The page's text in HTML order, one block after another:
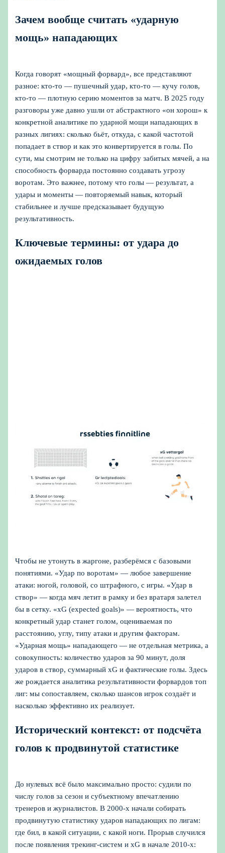
Зачем вообще считать «ударную
мощь» нападающих
Когда говорят «мощный форвард», все представляют
разное: кто‑то — пушечный удар, кто‑то — кучу голов,
кто‑то — плотную серию моментов за матч. В 2025 году
разговоры уже давно ушли от абстрактного «он хорош» к
конкретной аналитике по ударной мощи нападающих в
разных лигиях: сколько бьёт, откуда, с какой частотой
попадает в створ и как это конвертируется в голы. По
сути, мы смотрим не только на цифру забитых мячей, а на
способность форварда постоянно создавать угрозу
воротам. Это важнее, потому что голы — результат, а
удары и моменты — повторяемый навык, который
стабильнее и лучше предсказывает будущую
результативность.
Ключевые термины: от удара до
ожидаемых голов
Чтобы не утонуть в жаргоне, разберёмся с базовыми
понятиями. «Удар по воротам» — любое завершение
атаки: ногой, головой, со штрафного, с игры. «Удар в
створ» — когда мяч летит в рамку и без вратаря залетел
бы в сетку. «xG (expected goals)» — вероятность, что
конкретный удар станет голом, оцениваемая по
расстоянию, углу, типу атаки и другим факторам.
«Ударная мощь» нападающего — не отдельная метрика, а
совокупность: количество ударов за 90 минут, доля
ударов в створ, суммарный xG и фактические голы. Здесь
же рождается аналитика результативности форвардов топ
лиг: мы сопоставляем, сколько шансов игрок создаёт и
насколько эффективно их реализует.
Исторический контекст: от подсчёта
голов к продвинутой статистике
До нулевых всё было максимально просто: судили по
числу голов за сезон и субъектному впечатлению
тренеров и журналистов. В 2000‑х начали собирать
продвинутую статистику ударов нападающих по лигам:
где бил, в какой ситуации, с какой ноги. Прорыв случился
после появления трекинг‑систем и xG в начале 2010‑х: